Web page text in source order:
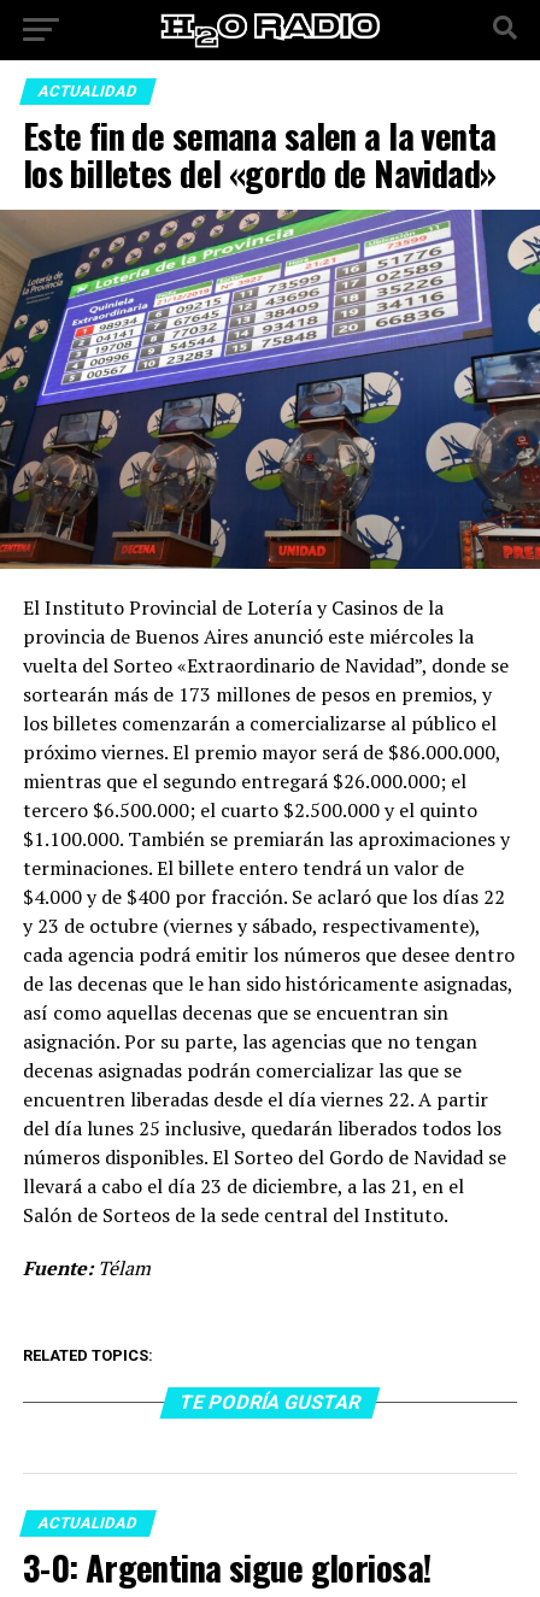
ACTUALIDAD
Este fin de semana salen a la venta
los billetes del «gordo de Navidad»
El Instituto Provincial de Lotería y Casinos de la
provincia de Buenos Aires anunció este miércoles la
vuelta del Sorteo «Extraordinario de Navidad”, donde se
sortearán más de 173 millones de pesos en premios, y
los billetes comenzarán a comercializarse al público el
próximo viernes. El premio mayor será de $86.000.000,
mientras que el segundo entregará $26.000.000; el
tercero $6.500.000; el cuarto $2.500.000 y el quinto
$1.100.000. También se premiarán las aproximaciones y
terminaciones. El billete entero tendrá un valor de
$4.000 y de $400 por fracción. Se aclaró que los días 22
y 23 de octubre (viernes y sábado, respectivamente),
cada agencia podrá emitir los números que desee dentro
de las decenas que le han sido históricamente asignadas,
así como aquellas decenas que se encuentran sin
asignación. Por su parte, las agencias que no tengan
decenas asignadas podrán comercializar las que se
encuentren liberadas desde el día viernes 22. A partir
del día lunes 25 inclusive, quedarán liberados todos los
números disponibles. El Sorteo del Gordo de Navidad se
llevará a cabo el día 23 de diciembre, a las 21, en el
Salón de Sorteos de la sede central del Instituto.
Fuente:Télam
RELATED TOPICS:
TE PODRÍA GUSTAR
ACTUALIDAD
3-0: Argentina sigue gloriosa!